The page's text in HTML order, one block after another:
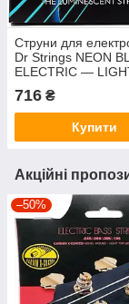
Струни для
Dr Strings NEON
ELECTRIC —
716 ₴
Купити
Акційні
–50%